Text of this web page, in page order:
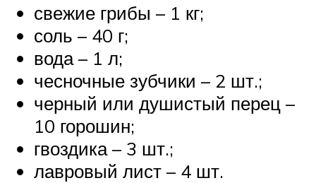
свежие грибы – 1 кг;
соль – 40 г;
вода – 1 л;
чесночные зубчики – 2 шт.;
черный или душистый перец –
10 горошин;
гвоздика – 3 шт.;
лавровый лист – 4 шт.